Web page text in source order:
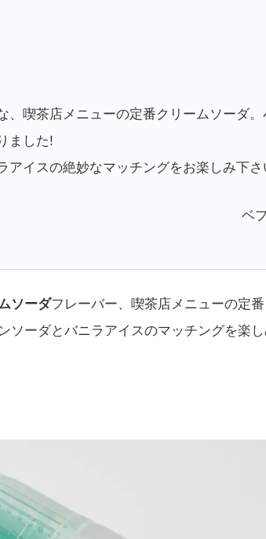
、喫茶店メニューの定番クリームソーダ
ました!
アイスの絶妙なマッチングをお楽しみ下さ
ベ
ソーダフレーバー、喫茶店メニューの定
ソーダとバニラアイスのマッチングを楽